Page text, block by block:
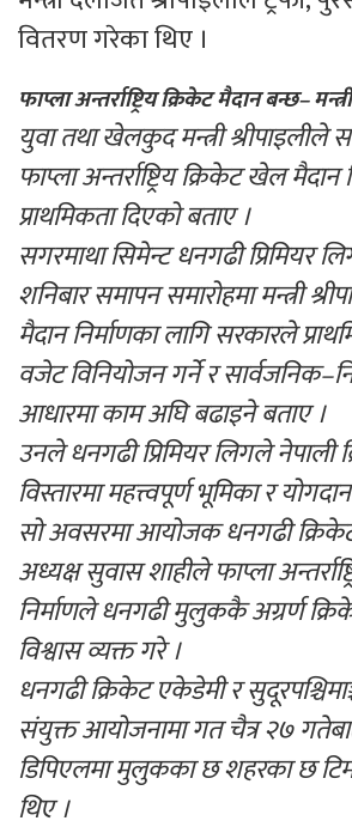
वितरण गरेका थिए ।
फाप्ला अन्तर्राष्ट्रिय क्रिकेट मैदान बन्छ–
युवा तथा खेलकुद मन्त्री श्रीपाइलीले
फाप्ला अन्तर्राष्ट्रिय क्रिकेट खेल मैदान
प्राथमिकता दिएको बताए ।
सगरमाथा सिमेन्ट धनगढी प्रिमियर
शनिबार समापन समारोहमा मन्त्री
मैदान निर्माणका लागि सरकारले
वजेट विनियोजन गर्ने र
आधारमा काम अघि बढाइने बताए ।
उनले धनगढी प्रिमियर लिगले नेपाली
विस्तारमा महत्त्वपूर्ण भूमिका र
सो अवसरमा आयोजक धनगढी
अध्यक्ष सुवास शाहीले फाप्ला
निर्माणले धनगढी मुलुककै अग्रर्ण
विश्वास व्यक्त गरे ।
धनगढी क्रिकेट एकेडेमी र
संयुक्त आयोजनामा गत चैत्र २७
डिपिएलमा मुलुकका छ शहरका छ
थिए ।